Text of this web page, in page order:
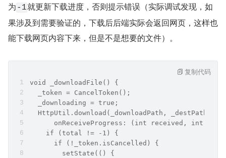
为 -1就更新下载进度，否则提示错误（实际调试发现，如
果涉及到需要验证的，下载后后端实际会返回网页，这样也
能下载网页内容下来，但是不是想要的文件）。
void _downloadFile() {
  _token = CancelToken();
  _downloading = true;
HttpUtil.download(_downloadPath, _destPath,
onReceiveProgress: (int received, int
    if (total != -1) {
      if (!_token.isCancelled) {
        setState(() {
复制代码